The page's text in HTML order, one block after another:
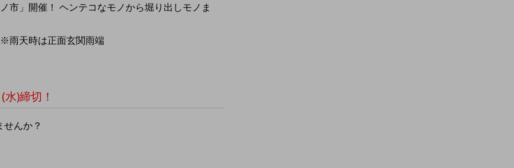
市」開催！ ヘンテコなモノから堀り出しモノま
雨天時は正面玄関雨端
)締切！
んか？